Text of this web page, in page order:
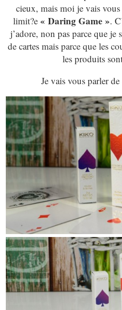
cieux, mais moi je vais
limit?e « Daring Game ».
j’adore, non pas parce que je
de cartes mais parce que les
les produits
Je vais vous parler